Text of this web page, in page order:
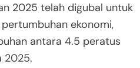
2025 telah digubal untuk
ekonomi,
antara 4.5 peratus
2025.